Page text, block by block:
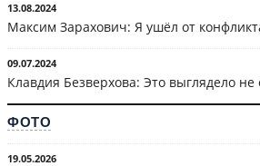
13.08.2024
Максим Зарахович: Я ушёл от
09.07.2024
Клавдия Безверхова: Это выглядело не
ФОТО
19.05.2026